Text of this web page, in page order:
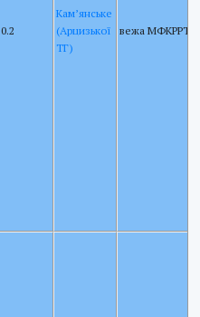
0.2
Кам’янське
(Арцизької
ТГ)
вежа МФКРРТ